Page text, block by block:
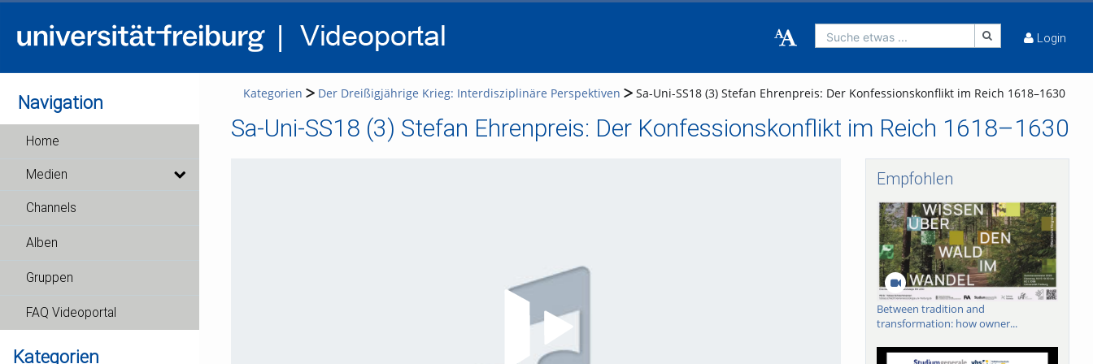
Suche etwas ... Login
Navigation
Home
Medien
Channels
Alben
Gruppen
FAQ Videoportal
Kategorien
Kategorien Der Dreißigjährige Krieg: Interdisziplinäre Perspektiven Sa-Uni-SS18 (3) Stefan Ehrenpreis: Der Konfessionskonflikt im Reich 1618–1630
Sa-Uni-SS18 (3) Stefan Ehrenpreis: Der Konfessionskonflikt im Reich 1618–1630
Empfohlen
Between tradition and
transformation: how owner...